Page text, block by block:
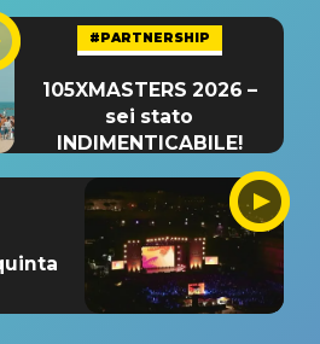
#PARTNERSHIP
105XMASTERS 2026 –
sei stato
INDIMENTICABILE!